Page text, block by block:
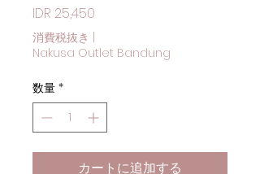
IDR 25,450
消費税抜き
Nakusa Outlet Bandung
数量 *
カートに追加する